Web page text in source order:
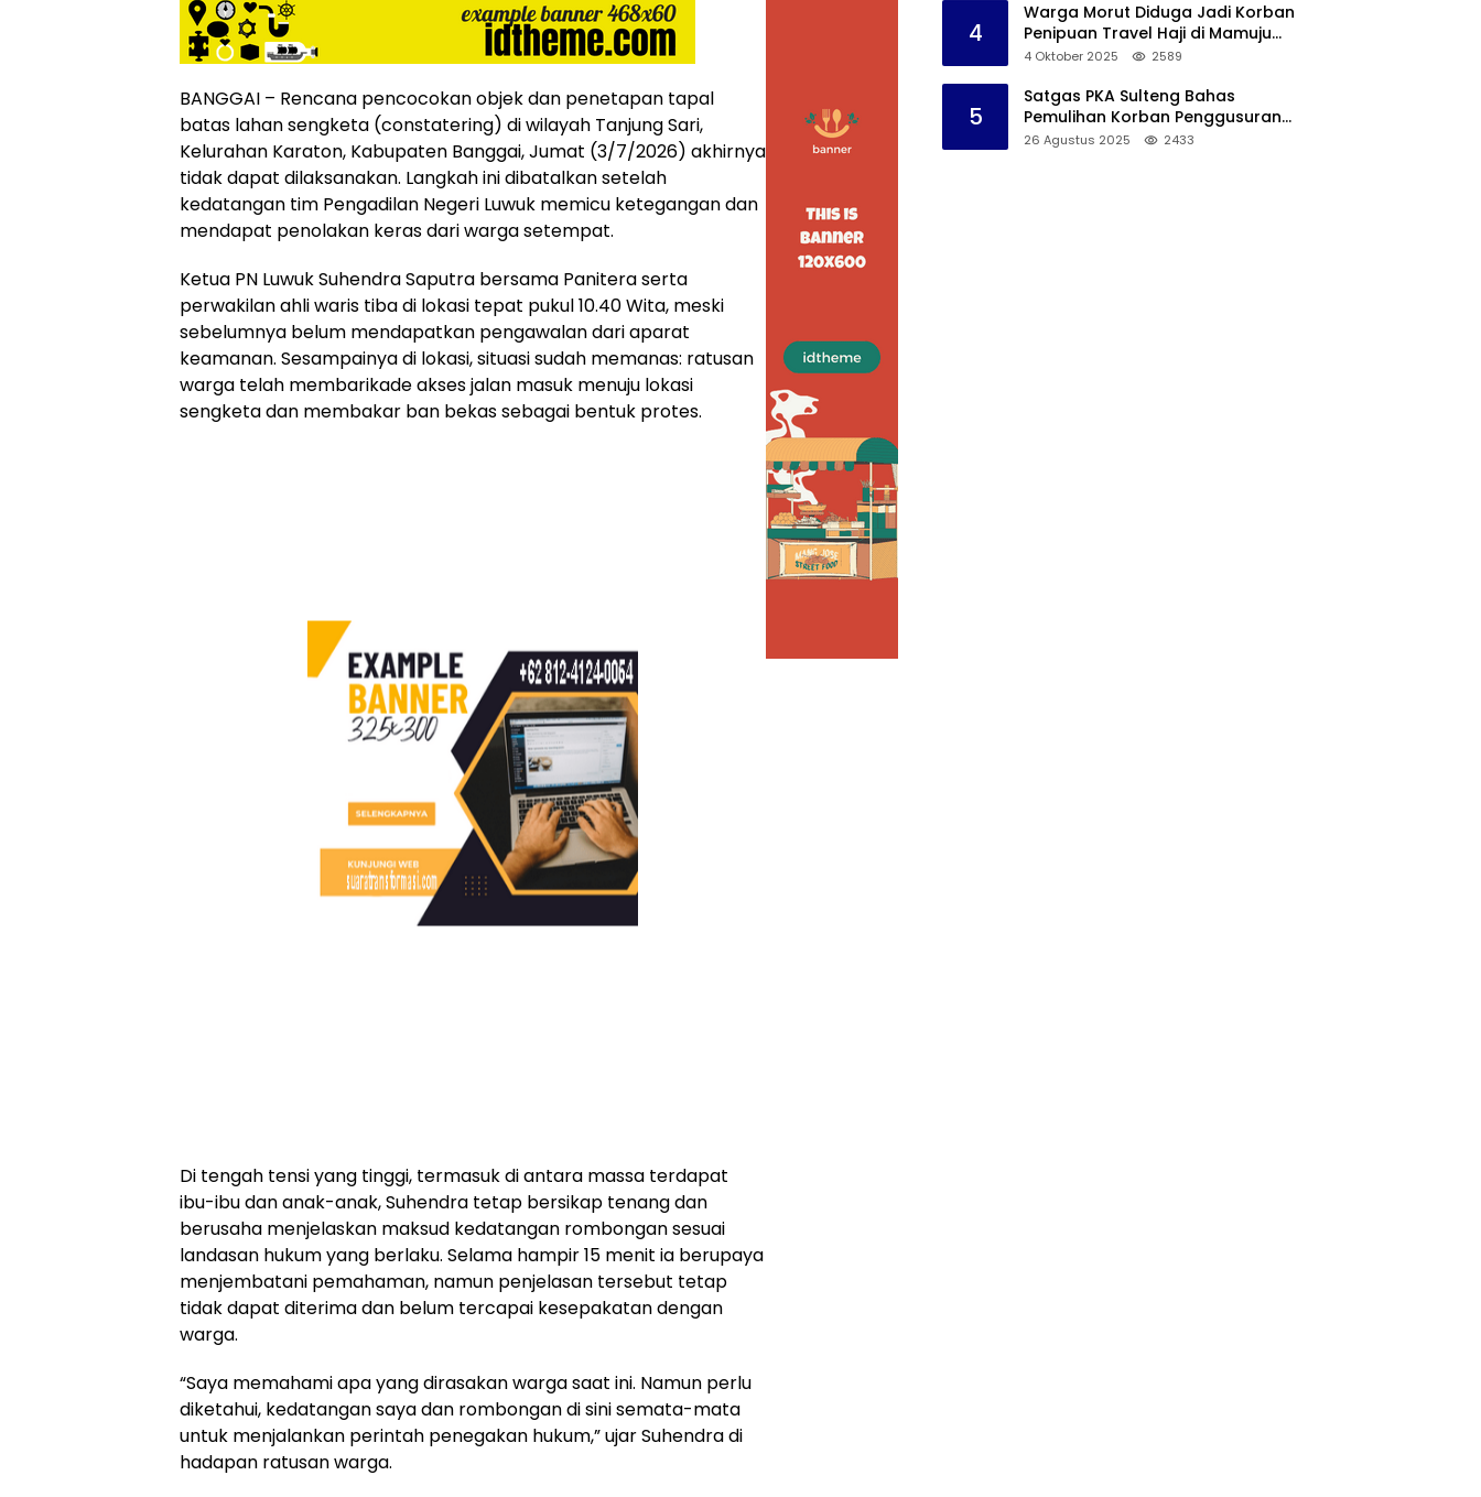
BANGGAI – Rencana pencocokan objek dan penetapan tapal
batas lahan sengketa (constatering) di wilayah Tanjung Sari,
Kelurahan Karaton, Kabupaten Banggai, Jumat (3/7/2026) akhirnya
tidak dapat dilaksanakan. Langkah ini dibatalkan setelah
kedatangan tim Pengadilan Negeri Luwuk memicu ketegangan dan
mendapat penolakan keras dari warga setempat.
Ketua PN Luwuk Suhendra Saputra bersama Panitera serta
perwakilan ahli waris tiba di lokasi tepat pukul 10.40 Wita, meski
sebelumnya belum mendapatkan pengawalan dari aparat
keamanan. Sesampainya di lokasi, situasi sudah memanas: ratusan
warga telah membarikade akses jalan masuk menuju lokasi
sengketa dan membakar ban bekas sebagai bentuk protes.
Di tengah tensi yang tinggi, termasuk di antara massa terdapat
ibu-ibu dan anak-anak, Suhendra tetap bersikap tenang dan
berusaha menjelaskan maksud kedatangan rombongan sesuai
landasan hukum yang berlaku. Selama hampir 15 menit ia berupaya
menjembatani pemahaman, namun penjelasan tersebut tetap
tidak dapat diterima dan belum tercapai kesepakatan dengan
warga.
“Saya memahami apa yang dirasakan warga saat ini. Namun perlu
diketahui, kedatangan saya dan rombongan di sini semata-mata
untuk menjalankan perintah penegakan hukum,” ujar Suhendra di
hadapan ratusan warga.
4
Warga Morut Diduga Jadi Korban
Penipuan Travel Haji di Mamuju
Tengah, Kerugiannya Ditaksir
4 Oktober 2025 2589
5
Satgas PKA Sulteng Bahas
Pemulihan Korban Penggusuran
Tanjung Di Banggai, Angin Segar
26 Agustus 2025 2433